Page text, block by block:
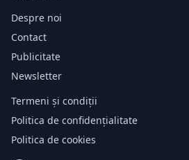
Despre noi
Contact
Publicitate
Newsletter
Termeni și condiții
Politica de confidențialitate
Politica de cookies